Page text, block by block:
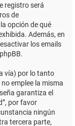
registro será
de
opción de qué
Además, en
los emails
vía) por lo tanto
emplee la misma
garantiza el
por favor
ningún
tercera parte,